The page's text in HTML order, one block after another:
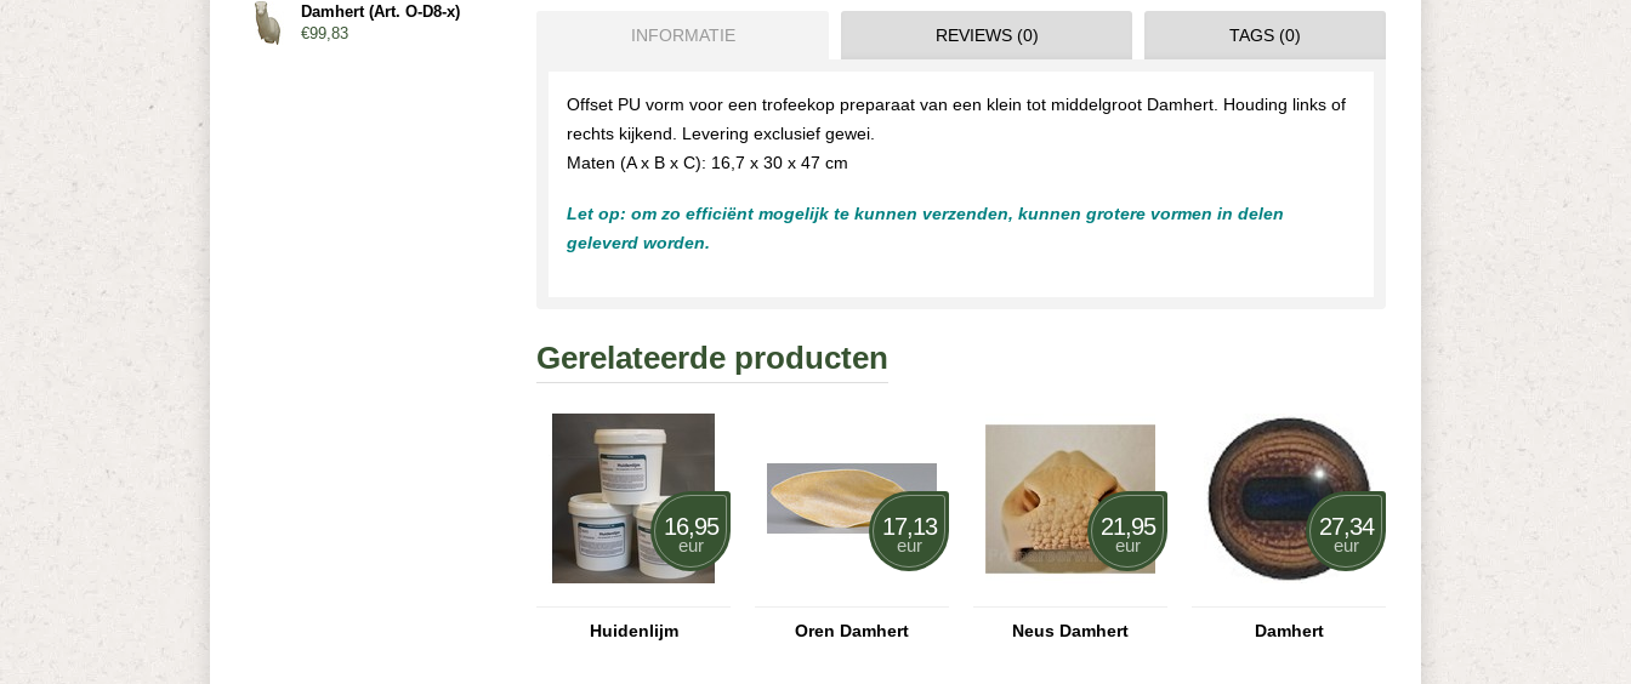
INFORMATIE REVIEWS (0) TAGS (0)
Offset PU vorm voor een trofeekop preparaat van een klein tot middelgroot Damhert. Houding links of
rechts kijkend. Levering exclusief gewei.
Maten (A x B x C): 16,7 x 30 x 47 cm
Let op: om zo efficiënt mogelijk te kunnen verzenden, kunnen grotere vormen in delen
geleverd worden.
Gerelateerde producten
16,95
eur
Huidenlijm
17,13
eur
Oren Damhert
21,95
eur
Neus Damhert
27,34
eur
Damhert
Damhert (Art. O-D8-x)
€99,83